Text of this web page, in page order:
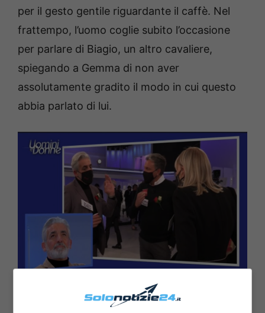
per il gesto gentile riguardante il caffè. Nel
frattempo, l’uomo coglie subito l’occasione
per parlare di Biagio, un altro cavaliere,
spiegando a Gemma di non aver
assolutamente gradito il modo in cui questo
abbia parlato di lui.
Gemma Galgani rissa Uomini e Donne – Solonotizie24